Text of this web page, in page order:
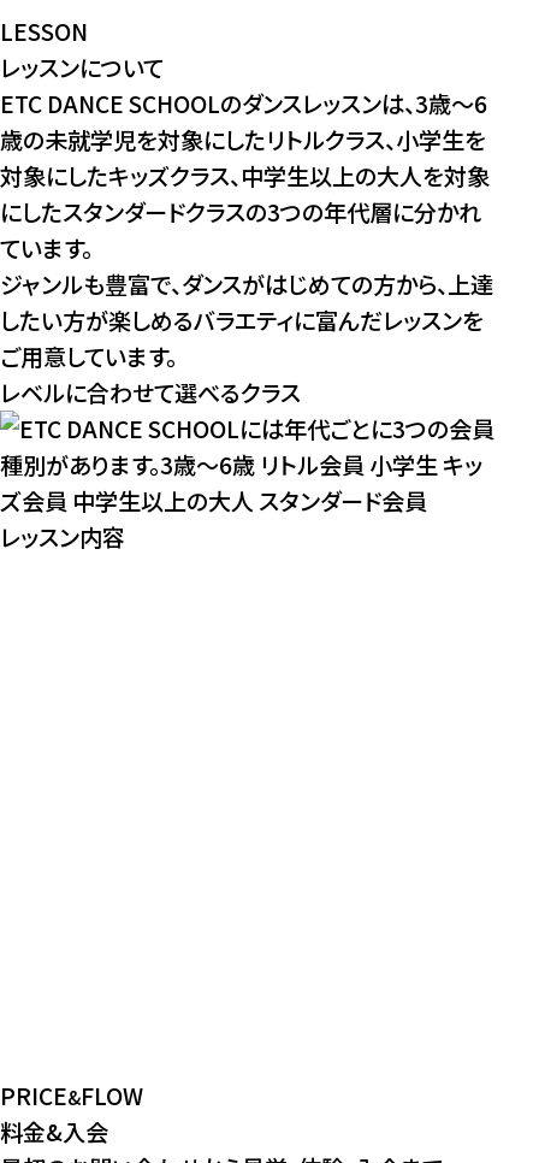
LESSON
レッスンについて
ETC DANCE SCHOOLのダンスレッスンは、3歳～6
歳の未就学児を対象にしたリトルクラス、小学生を
対象にしたキッズクラス、中学生以上の大人を対象
にしたスタンダードクラスの3つの年代層に分かれ
ています。
ジャンルも豊富で、ダンスがはじめての方から、上達
したい方が楽しめるバラエティに富んだレッスンを
ご用意しています。
レベルに合わせて選べるクラス
レッスン内容
PRICE&FLOW
料金&入会